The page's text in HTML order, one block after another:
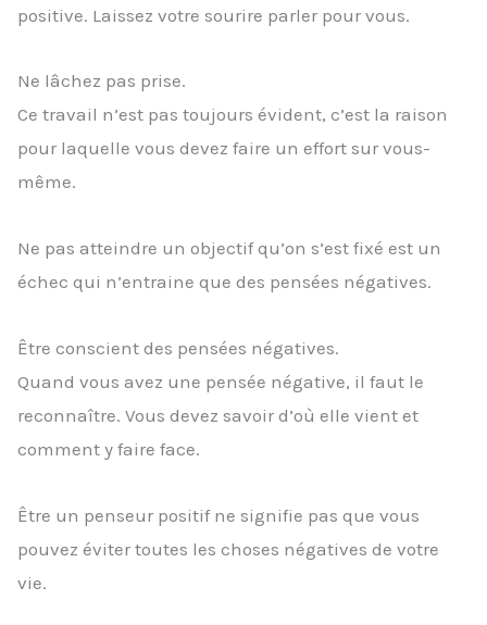
positive. Laissez votre sourire parler pour vous.
Ne lâchez pas prise.
Ce travail n’est pas toujours évident, c’est la raison
pour laquelle vous devez faire un effort sur vous-
même.
Ne pas atteindre un objectif qu’on s’est fixé est un
échec qui n’entraine que des pensées négatives.
Être conscient des pensées négatives.
Quand vous avez une pensée négative, il faut le
reconnaître. Vous devez savoir d’où elle vient et
comment y faire face.
Être un penseur positif ne signifie pas que vous
pouvez éviter toutes les choses négatives de votre
vie.